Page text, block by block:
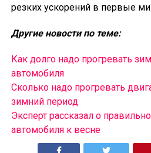
резких ускорений в первые
Другие новости по теме:
Как долго надо прогревать
автомобиля
Сколько надо прогревать
зимний период
Эксперт рассказал о
автомобиля к весне